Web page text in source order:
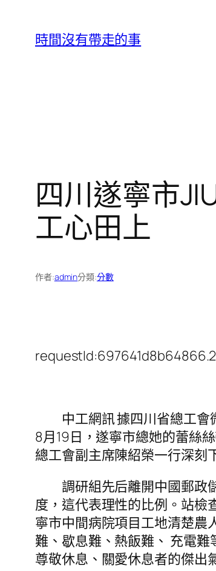
時間沒有帶走的事
四川遂寧市
工心田上
作者:admin分類:分數
中工網訊 據四川省總工會微
8月19日，遂寧市總她的蕾絲
總工會副主席陳紹榮一行深刻
調研組先后離開中國郵政儲
度，這代表理性的比例。站檢
寧市中間病院項目工地清楚農
難、歇息難、熱飯難、 充電
尊敬休息、關愛休息者的傑出